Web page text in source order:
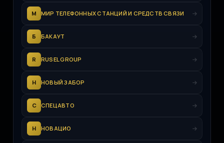
М МИР ТЕЛЕФОННЫХ СТАНЦИЙ И СРЕДСТВ СВЯЗИ
Б БАКАУТ
R RUSEL GROUP
Н НОВЫЙ ЗАБОР
С СПЕЦАВТО
Н НОВАЦИО